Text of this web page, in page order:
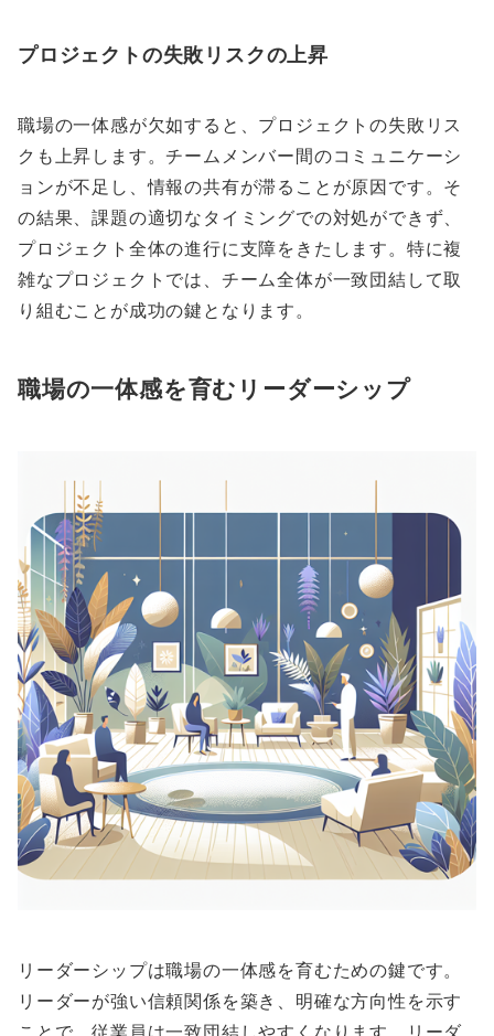
プロジェクトの失敗リスクの上昇
職場の一体感が欠如すると、プロジェクトの失敗リス
クも上昇します。チームメンバー間のコミュニケーシ
ョンが不足し、情報の共有が滞ることが原因です。そ
の結果、課題の適切なタイミングでの対処ができず、
プロジェクト全体の進行に支障をきたします。特に複
雑なプロジェクトでは、チーム全体が一致団結して取
り組むことが成功の鍵となります。
職場の一体感を育むリーダーシップ
リーダーシップは職場の一体感を育むための鍵です。
リーダーが強い信頼関係を築き、明確な方向性を示す
ことで、従業員は一致団結しやすくなります。リーダ